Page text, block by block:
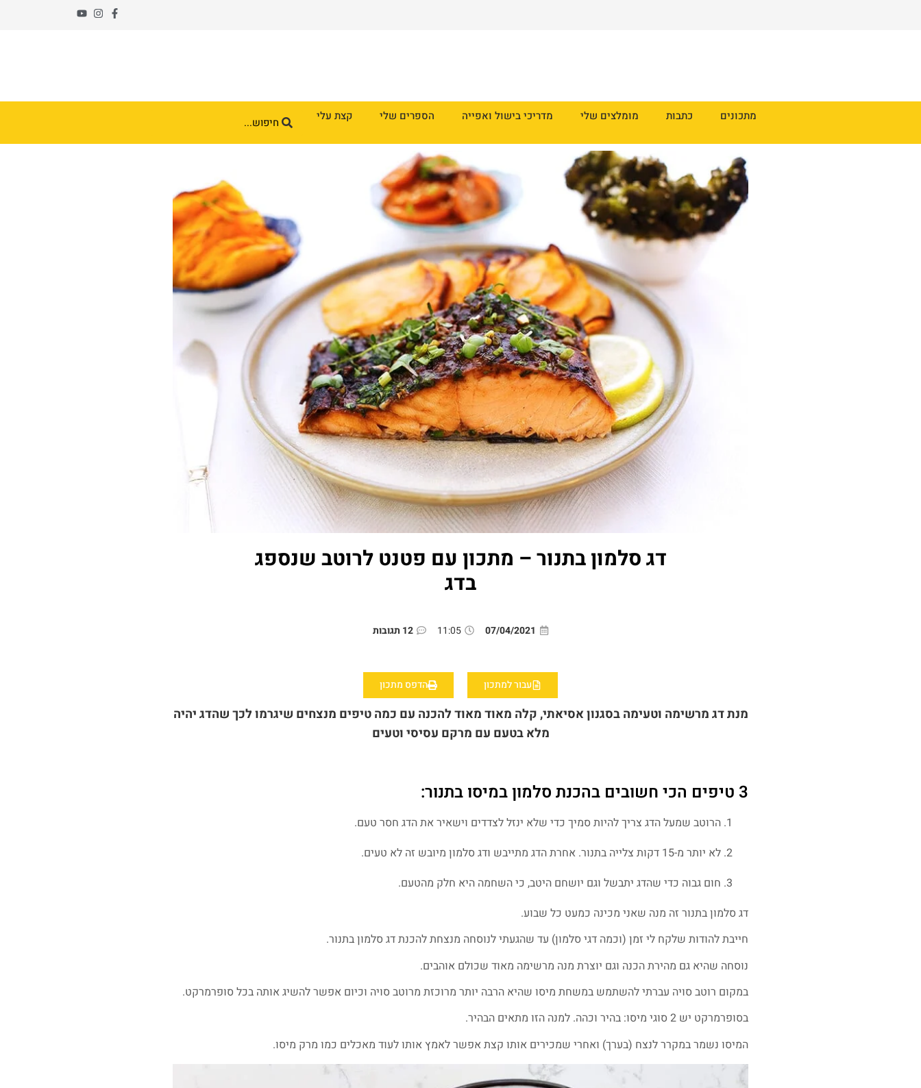
מתכונים כתבות מומלצים שלי מדריכי בישול ואפייה הספרים שלי קצת עלי
דג סלמון בתנור – מתכון עם פטנט לרוטב שנספג
בדג
07/04/2021
11:05 12 תגובות
עבור למתכון הדפס מתכון
מנת דג מרשימה וטעימה בסגנון אסיאתי, קלה מאוד מאוד להכנה עם כמה טיפים מנצחים שיגרמו לכך שהדג יהיה
מלא בטעם עם מרקם עסיסי וטעים
3 טיפים הכי חשובים בהכנת סלמון במיסו בתנור:
הרוטב שמעל הדג צריך להיות סמיך כדי שלא ינזל לצדדים וישאיר את הדג חסר טעם.
לא יותר מ-15 דקות צלייה בתנור. אחרת הדג מתייבש ודג סלמון מיובש זה לא טעים.
חום גבוה כדי שהדג יתבשל וגם יושחם היטב, כי השחמה היא חלק מהטעם.
דג סלמון בתנור זה מנה שאני מכינה כמעט כל שבוע.
חייבת להודות שלקח לי זמן (וכמה דגי סלמון) עד שהגעתי לנוסחה מנצחת להכנת דג סלמון בתנור.
נוסחה שהיא גם מהירת הכנה וגם יוצרת מנה מרשימה מאוד שכולם אוהבים.
במקום רוטב סויה עברתי להשתמש במשחת מיסו שהיא הרבה יותר מרוכזת מרוטב סויה וכיום אפשר להשיג אותה בכל סופרמרקט.
בסופרמרקט יש 2 סוגי מיסו: בהיר וכהה. למנה הזו מתאים הבהיר.
המיסו נשמר במקרר לנצח (בערך) ואחרי שמכירים אותו קצת אפשר לאמץ אותו לעוד מאכלים כמו מרק מיסו.